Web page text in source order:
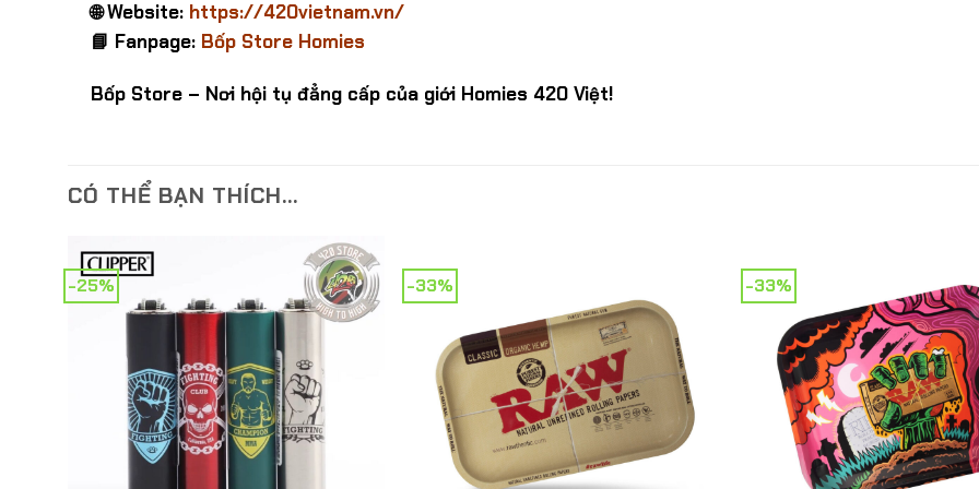
🌐 Website: https://420vietnam.vn/
📘 Fanpage: Bốp Store Homies
Bốp Store – Nơi hội tụ đẳng cấp của giới Homies 420 Việt!
CÓ THỂ BẠN THÍCH…
-25% -33% -33%